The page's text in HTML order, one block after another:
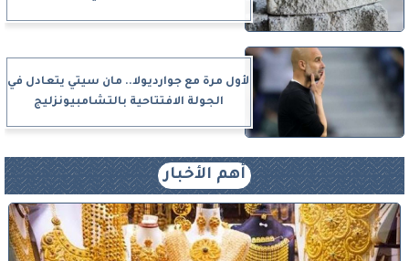
لأول مرة مع جوارديولا.. مان سيتي يتعادل في
الجولة الافتتاحية بالتشامبيونزليج
أهم الأخبار